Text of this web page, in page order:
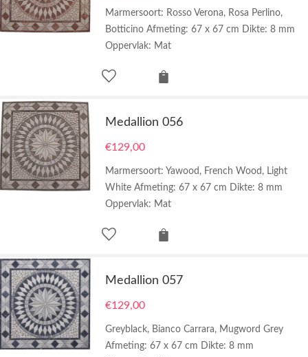
Marmersoort: Rosso Verona, Rosa Perlino,
Botticino Afmeting: 67 x 67 cm Dikte: 8 mm
Oppervlak: Mat
Medallion 056
€129,00
Marmersoort: Yawood, French Wood, Light
White Afmeting: 67 x 67 cm Dikte: 8 mm
Oppervlak: Mat
Medallion 057
€129,00
Greyblack, Bianco Carrara, Mugword Grey
Afmeting: 67 x 67 cm Dikte: 8 mm